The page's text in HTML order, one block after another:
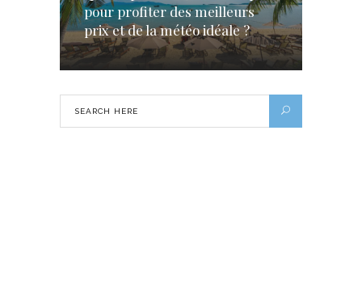
pour profiter des meilleurs
prix et de la météo idéale ?